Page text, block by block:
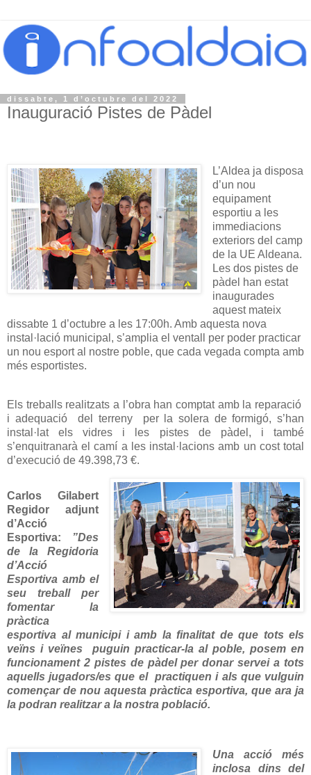
dissabte, 1 d’octubre del 2022
Inauguració Pistes de Pàdel
L’Aldea ja disposa
d’un nou
equipament
esportiu a les
immediacions
exteriors del camp
de la UE Aldeana.
Les dos pistes de
pàdel han estat
inaugurades
aquest mateix
dissabte 1 d’octubre a les 17:00h. Amb aquesta nova
instal·lació municipal, s’amplia el ventall per poder practicar
un nou esport al nostre poble, que cada vegada compta amb
més esportistes.
Els treballs realitzats a l’obra han comptat amb la reparació
i adequació
del terreny
per la solera de formigó, s’han
instal·lat els vidres i les pistes de pàdel, i també
s’enquitranarà el camí a les instal·lacions amb un cost total
d’execució de 49.398,73 €.
Carlos Gilabert
Regidor adjunt
d’Acció
Esportiva:
”Des
de la Regidoria
d’Acció
Esportiva amb el
seu treball per
fomentar la
pràctica
esportiva al municipi i amb la finalitat de que tots els
veïns i veïnes puguin practicar-la al poble, posem en
funcionament 2 pistes de pàdel per donar servei a tots
aquells jugadors/es que el practiquen i als que vulguin
començar de nou aquesta pràctica esportiva, que ara ja
la podran realitzar a la nostra població.
Una acció més
inclosa dins del